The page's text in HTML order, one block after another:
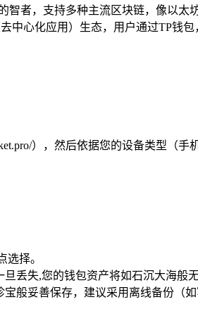
智者，支持多种主流区块链，像以
去中心化应用）生态，用户通过TP钱
），然后依据您的设备类型（
择。
丢失,您的钱包资产将如石沉大海般无
般妥善保存，建议采用离线备份（如